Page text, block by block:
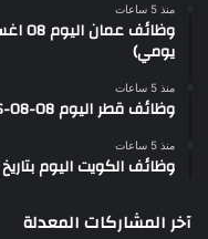
منذ 5 ساعات
يومي)
منذ 5 ساعات
وظائف قطر اليوم 08-08-2026 للمواطنين ولجميع الجنسيات
منذ 5 ساعات
وظائف الكويت اليوم بتاريخ 08-08-2026 للأجانب والمواطنين
آخر المشاركات المعدلة